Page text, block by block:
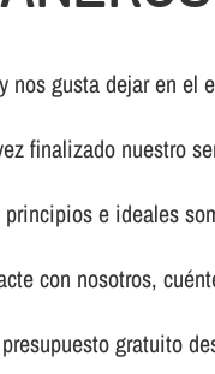
nos gusta dejar en el
finalizado nuestro
principios e ideales
con nosotros,
gratuito